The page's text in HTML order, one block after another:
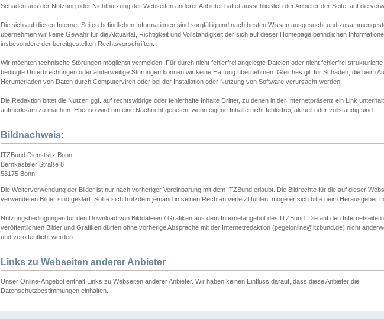
Schäden aus der Nutzung oder Nichtnutzung der Webseiten anderer Anbieter haftet ausschließlich der Anbieter der Seite, auf die
Die sich auf diesen Internet-Seiten befindlichen Informationen sind sorgfältig und nach besten Wissen ausgesucht und
übernehmen wir keine Gewähr für die Aktualität, Richtigkeit und Vollständigkeit der sich auf dieser Homepage befindlichen
insbesondere der bereitgestellten Rechtsvorschriften.
Wir möchten technische Störungen möglichst vermeiden. Für durch nicht fehlerfrei angelegte Dateien oder nicht fehlerfrei
bedingte Unterbrechungen oder anderweitige Störungen können wir keine Haftung übernehmen. Gleiches gilt für Schäden, die beim
Herunterladen von Daten durch Computerviren oder bei der Installation oder Nutzung von Software verursacht werden.
Die Redaktion bittet die Nutzer, ggf. auf rechtswidrige oder fehlerhafte Inhalte Dritter, zu denen in der Internetpräsenz ein Link
aufmerksam zu machen. Ebenso wird um eine Nachricht gebeten, wenn eigene Inhalte nicht fehlerfrei, aktuell oder vollständig sind.
Bildnachweis:
ITZBund Dienstsitz Bonn
Bernkasteler Straße 8
53175 Bonn
Die Weiterverwendung der Bilder ist nur nach vorheriger Vereinbarung mit dem ITZBund erlaubt. Die Bildrechte für die auf dieser
verwendeten Bilder sind geklärt. Sollte sich trotzdem jemand in seinen Rechten verletzt fühlen, möge er sich bitte beim Herausgeber
Nutzungsbedingungen für den Download von Bilddateien / Grafiken aus dem Internetangebot des ITZBund: Die auf den Internetseiten
veröffentlichten Bilder und Grafiken dürfen ohne vorherige Absprache mit der Internetredaktion (pegelonline@itzbund.de) nicht
und veröffentlicht werden.
Links zu Webseiten anderer Anbieter
Unser Online-Angebot enthält Links zu Webseiten anderer Anbieter. Wir haben keinen Einfluss darauf, dass diese Anbieter die
Datenschutzbestimmungen einhalten.